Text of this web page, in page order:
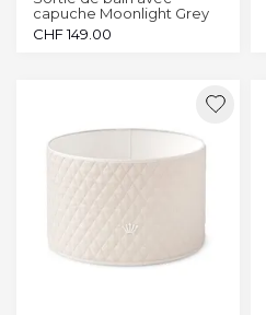
capuche Moonlight Grey
CHF149.00